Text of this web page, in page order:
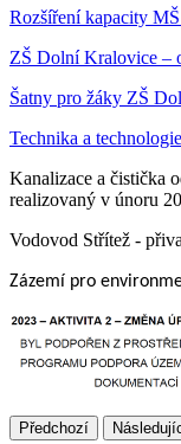
Rozšíření kapacity
ZŠ Dolní Kralovice –
Šatny pro žáky ZŠ
Technika a
Kanalizace a čistička
realizovaný v únoru
Vodovod Střítež -
Zázemí pro
Předchozí